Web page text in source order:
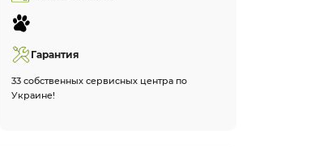
Гарантия
33 собственных сервисных центра по
Украине!